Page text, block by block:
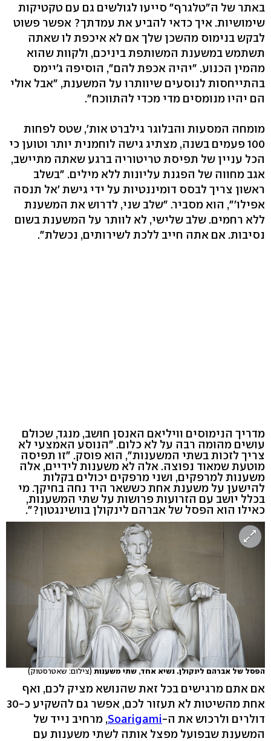
באתר של ה"טלגרף" סייעו לגולשים גם עם טקטיקות
שימושיות. איך כדאי להביע את עמדתך? אפשר פשוט
לבקש בנימוס מהשכן שלך אם לא איכפת לו שאתה
תשתמש במשענת המשותפת ביניכם, ולקוות שהוא
מהמין הכנוע. "יהיה אכפת להם", הוסיפה ג'יימס
בהתייחסות לנוסעים שיוותרו על המשענת, "אבל אולי
הם יהיו מנומסים מדי מכדי להתווכח".
מומחה המסעות והבלוגר גילברט אות', שטס לפחות
100 פעמים בשנה, מצתיג גישה לוחמנית יותר וטוען כי
הכל עניין של תפיסת טריטוריה ברגע שאתה מתיישב,
אגב מחווה של הפגנת עליונות ללא מילים. "בשלב
ראשון צריך לבסס דומיננטיות על ידי גישת 'אל תנסה
אפילו'", הוא מסביר. "שלב שני, לדרוש את המשענת
ללא רחמים. שלב שלישי, לא לוותר על המשענת בשום
נסיבות. אם אתה חייב ללכת לשירותים, נכשלת".
מדריך הנימוסים וויליאם האנסן חושב, מנגד, שכולם
עושים מהומה רבה על לא כלום. "הנוסע האמצעי לא
צריך לזכות בשתי המשענות", הוא פוסק. "זו תפיסה
מוטעת שמאוד נפוצה. אלה לא משענות לידיים, אלה
משענות למרפקים, ושני מרפקים יכולים בקלות
להישען על משענת אחת כששאר היד נחה בחיקך. מי
בכלל יושב עם הזרועות פרושות על שתי המשענות,
כאילו הוא הפסל של אברהם לינקולן בוושינגטון?".
הפסל של אברהם לינקולן. נשיא אחד, שתי משענות (צילום: שאטרסטוק)
אם אתם מרגישים בכל זאת שהנושא מציק לכם, ואף
אחת מהשיטות לא תעזור לכם, אפשר גם להשקיע כ-30
דולרים ולרכוש את ה-Soarigami, מרחיב נייד של
המשענת שבפועל מפצל אותה לשתי משענות עם